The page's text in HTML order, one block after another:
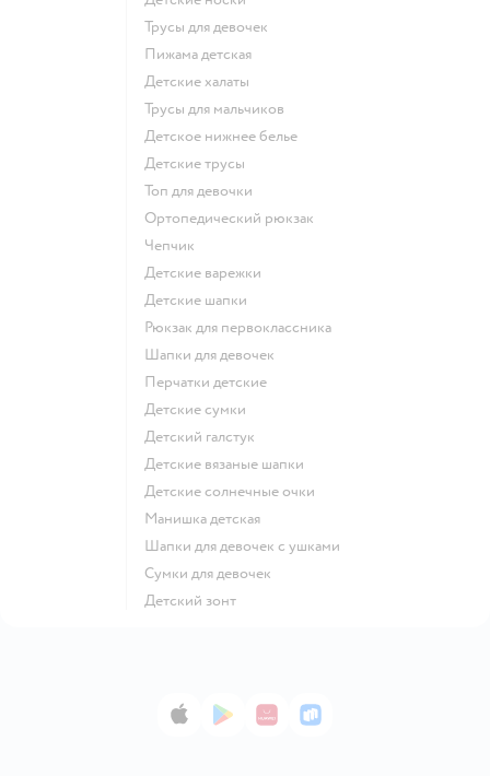
Трусы для девочек
Пижама детская
Детские халаты
Трусы для мальчиков
Детское нижнее белье
Детские трусы
Топ для девочки
Ортопедический рюкзак
Чепчик
Детские варежки
Детские шапки
Рюкзак для первоклассника
Шапки для девочек
Перчатки детские
Детские сумки
Детский галстук
Детские вязаные шапки
Детские солнечные очки
Манишка детская
Шапки для девочек с ушками
Сумки для девочек
Детский зонт
App StoreGoogle Play
AppGallery
RuStore